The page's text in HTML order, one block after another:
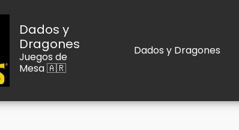
Dados y
Dragones
Juegos de
Mesa 🇦🇷
Dados y Dragones